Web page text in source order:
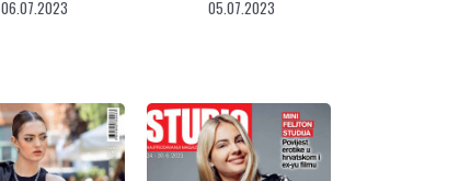
06.07.2023 05.07.2023